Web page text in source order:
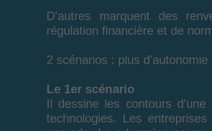
D'autres marquent des
régulation financière et de
2 scénarios : plus
Le 1er scénario
Il dessine les contours
technologies. Les